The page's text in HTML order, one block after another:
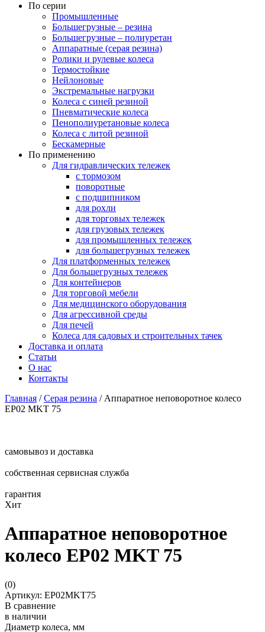
По серии
Промышленные
Большегрузные – резина
Большегрузные – полиуретан
Аппаратные (серая резина)
Ролики и рулевые колеса
Термостойкие
Нейлоновые
Экстремальные нагрузки
Колеса с синей резиной
Пневматические колеса
Пенополиуретановые колеса
Колеса с литой резиной
Бескамерные
По применению
Для гидравлических тележек
с тормозом
поворотные
с подшипником
для рохли
для торговых тележек
для грузовых тележек
для промышленных тележек
для большегрузных тележек
Для платформенных тележек
Для большегрузных тележек
Для контейнеров
Для торговой мебели
Для медицинского оборудования
Для агрессивной среды
Для печей
Колеса для садовых и строительных тачек
Доставка и оплата
Статьи
О нас
Контакты
Главная /Серая резина / Аппаратное неповоротное колесо
EP02 MKT 75
самовывоз и доставка
собственная сервисная служба
гарантия
Хит
Аппаратное неповоротное
колесо EP02 MKT 75
(0)
Артикул: EP02MKT75
В сравнение
в наличии
Диаметр колеса, мм